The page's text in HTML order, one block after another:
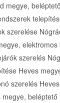
megye,
szerelése
szerelés
Heves
szerelés
beléptető